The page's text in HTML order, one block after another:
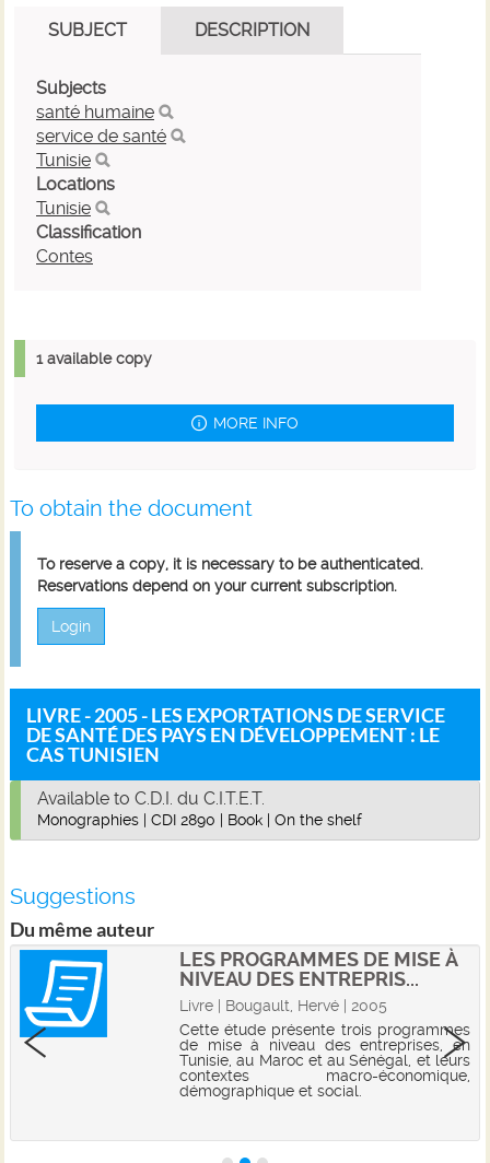
SUBJECT DESCRIPTION
Subjects
santé humaine
service de santé
Tunisie
Locations
Tunisie
Classification
Contes
1 available copy
MORE INFO
To obtain the document
To reserve a copy, it is necessary to be authenticated.
Reservations depend on your current subscription.
Login
LIVRE - 2005 - LES EXPORTATIONS DE SERVICE
DE SANTÉ DES PAYS EN DÉVELOPPEMENT : LE
CAS TUNISIEN
Available to C.D.I. du C.I.T.E.T.
Monographies | CDI 2890 | Book | On the shelf
Suggestions
Du même auteur
LES PROGRAMMES DE MISE À
NIVEAU DES ENTREPRIS...
Livre | Bougault, Hervé | 2005
Cette étude présente trois programmes
de mise à niveau des entreprises, en
Tunisie, au Maroc et au Sénégal, et leurs
contextes macro-économique,
démographique et social.